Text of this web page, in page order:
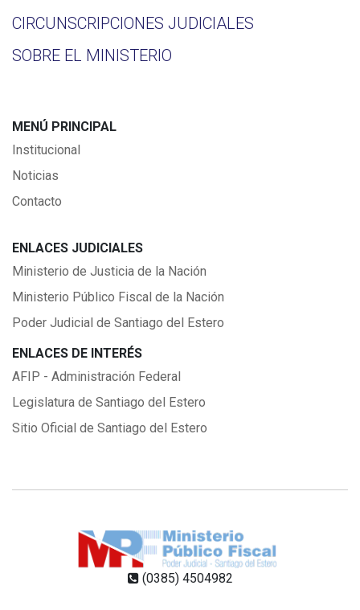
CIRCUNSCRIPCIONES JUDICIALES
SOBRE EL MINISTERIO
MENÚ PRINCIPAL
Institucional
Noticias
Contacto
ENLACES JUDICIALES
Ministerio de Justicia de la Nación
Ministerio Público Fiscal de la Nación
Poder Judicial de Santiago del Estero
ENLACES DE INTERÉS
AFIP - Administración Federal
Legislatura de Santiago del Estero
Sitio Oficial de Santiago del Estero
(0385) 4504982